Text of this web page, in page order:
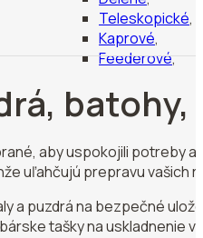
Teleskopické,
Kaprové,
Feederové,
Sumcové,
Spodové,
Biče
Prúty na dierky
Cestovní
batohy,
aby uspokojili potreby
uľahčujú prepravu vašich
a puzdrá na bezpečné
tašky na uskladnenie